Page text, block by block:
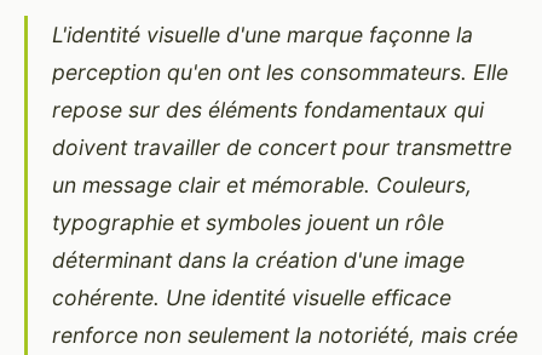
L'identité visuelle d'une marque façonne la
perception qu'en ont les consommateurs. Elle
repose sur des éléments fondamentaux qui
doivent travailler de concert pour transmettre
un message clair et mémorable. Couleurs,
typographie et symboles jouent un rôle
déterminant dans la création d'une image
cohérente. Une identité visuelle efficace
renforce non seulement la notoriété, mais crée